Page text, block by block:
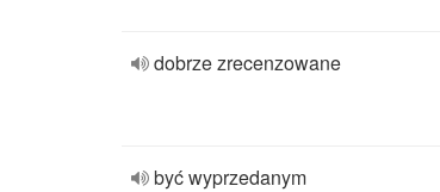
dobrze zrecenzowane
być wyprzedanym